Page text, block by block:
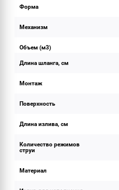
Форма
Механизм
Объем (м3)
Длина шланга, см
Монтаж
Поверхность
Длина излива, см
Количество режимов
струи
Материал